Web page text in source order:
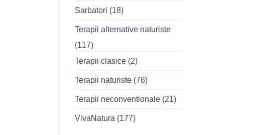
Sarbatori (18)
Terapii alternative naturiste
(117)
Terapii clasice(2)
Terapii naturiste(76)
Terapii neconventionale(21)
VivaNatura (177)